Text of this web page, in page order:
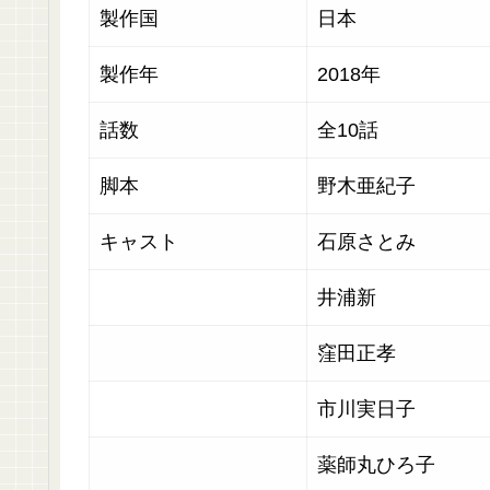
製作国 日
製作年 2018年
話数 全10話
脚本 野木亜紀子
キャスト 石原さとみ
井浦新
窪田正孝
市川実日子
薬師丸ひろ子